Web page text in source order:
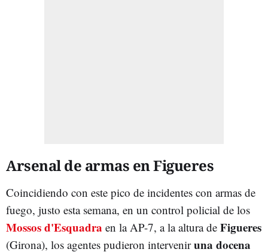
Arsenal de armas en Figueres
Coincidiendo con este pico de incidentes con armas de
fuego, justo esta semana, en un control policial de los
Mossos d'Esquadra en la AP-7, a la altura de Figueres
(Girona), los agentes pudieron interveniruna docena